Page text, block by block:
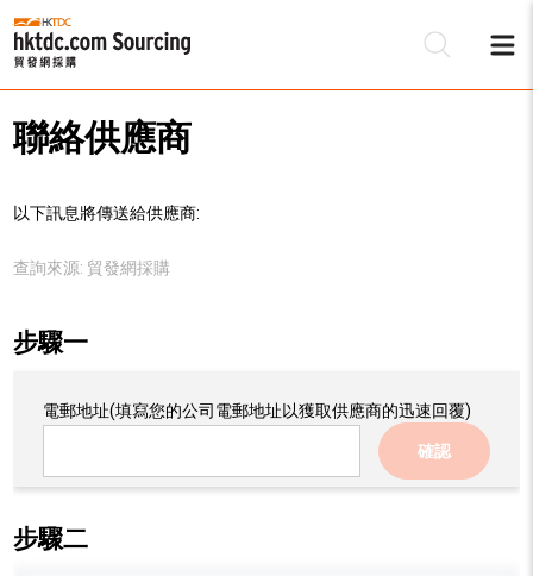
聯絡供應商
以下訊息將傳送給供應商:
查詢來源: 貿發網採購
步驟一
電郵地址(填寫您的公司電郵地址以獲取供應商的迅速回覆)
確認
步驟二